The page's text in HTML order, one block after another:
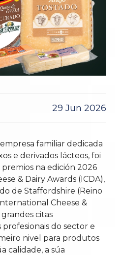
29 Jun 2026
familiar dedicada
e derivados lácteos, foi
na edición 2026
& Dairy Awards (ICDA),
de Staffordshire (Reino
Cheese &
citas
do sector e
nivel para produtos
calidade, a súa